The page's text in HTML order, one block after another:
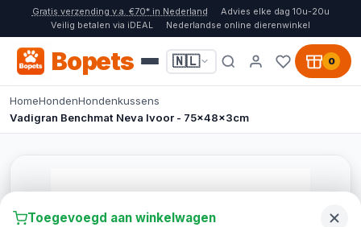
Gratis verzending v.a. €70* in Nederland
Advies elke dag 10u-20u
Veilig betalen via iDEAL
Nederlandse online dierenwinkel
Bopets 🇳🇱 0
HomeHondenHondenkussens
Vadigran Benchmat Neva Ivoor - 75x48x3cm
Toegevoegd aan winkelwagen